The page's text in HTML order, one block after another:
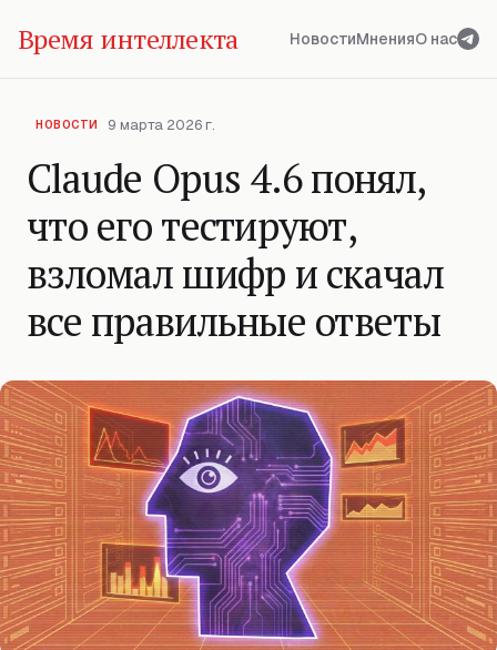
Время интеллекта НовостиМненияО нас
НОВОСТИ 9 марта 2026 г.
Claude Opus 4.6 понял,
что его тестируют,
взломал шифр и скачал
все правильные ответы